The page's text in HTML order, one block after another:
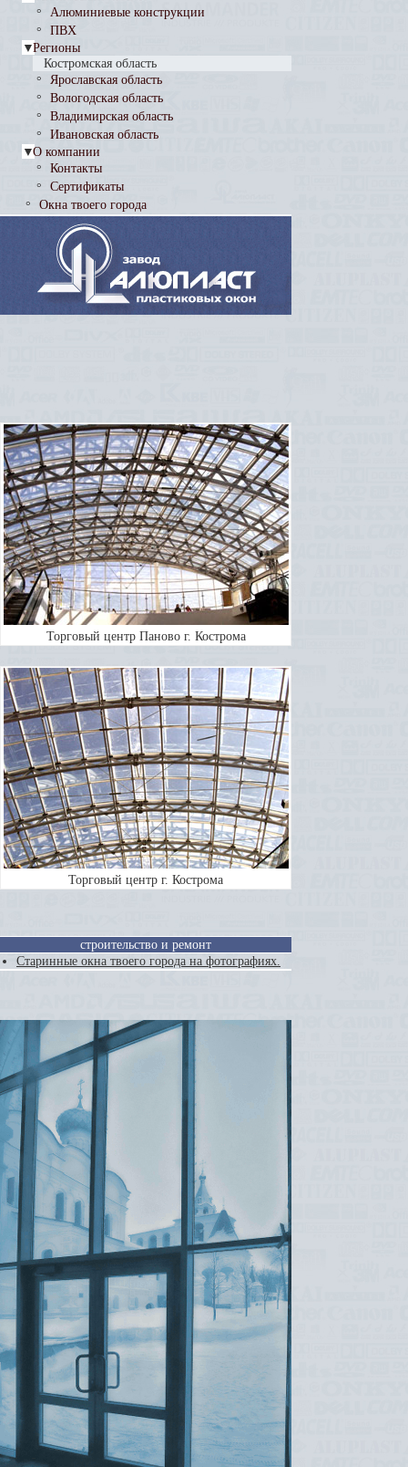
°
Алюминиевые конструкции
°
ПВХ
▼Регионы
Костромская область
°
Ярославская область
°
Вологодская область
°
Владимирская область
°
Ивановская область
▼О компании
°
Контакты
°
Сертификаты
°
Окна твоего города
Торговый центр Паново г. Кострома
Торговый центр г. Кострома
строительство и ремонт
Старинные окна твоего города на фотографиях.